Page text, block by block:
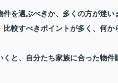
を選ぶべきか、多くの方が迷い
較すべきポイントが多く、何か
と、自分たち家族に合った物